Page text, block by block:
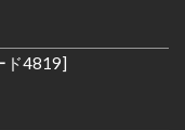
ド4819]